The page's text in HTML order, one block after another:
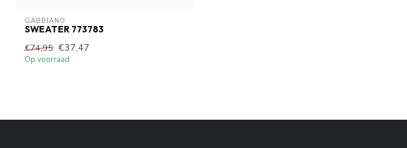
GABBIANO
SWEATER 773783
€74,95 €37,47
Op voorraad